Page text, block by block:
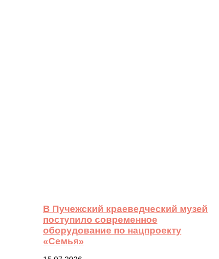
В Пучежский краеведческий музей
поступило современное
оборудование по нацпроекту
«Семья»